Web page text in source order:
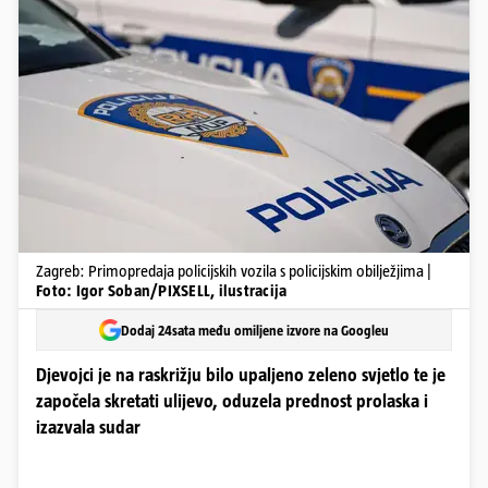
Zagreb: Primopredaja policijskih vozila s policijskim obilježjima |
Foto: Igor Soban/PIXSELL, ilustracija
Dodaj 24sata među omiljene izvore na Googleu
Djevojci je na raskrižju bilo upaljeno zeleno svjetlo te je
započela skretati ulijevo, oduzela prednost prolaska i
izazvala sudar